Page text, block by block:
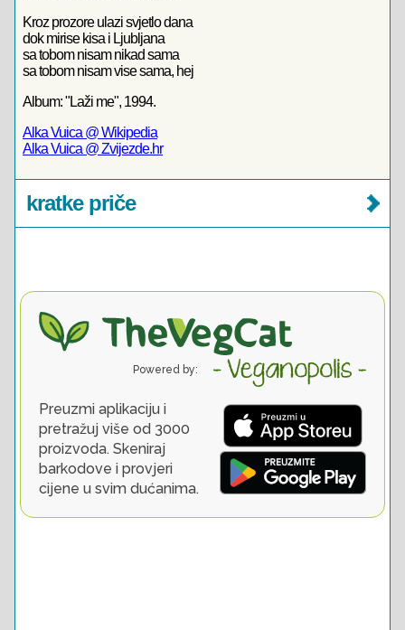
Kroz prozore ulazi svjetlo dana
dok mirise kisa i Ljubljana
sa tobom nisam nikad sama
sa tobom nisam vise sama, hej
Album: "Laži me", 1994.
Alka Vuica @ Wikipedia
Alka Vuica @ Zvijezde.hr
kratke priče